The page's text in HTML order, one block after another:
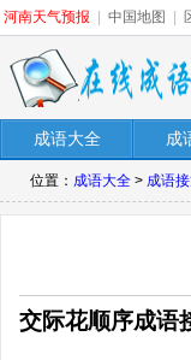
河南天气预报 中国地图
成语大全 成
位置： 成语大全 > 成语
交际花顺序成语